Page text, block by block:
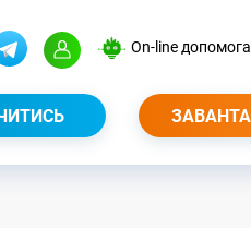
On-line допомога